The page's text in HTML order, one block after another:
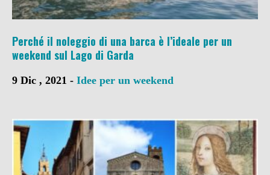
Perché il noleggio di una barca è l’ideale per un
weekend sul Lago di Garda
9 Dic , 2021 - Idee per un weekend